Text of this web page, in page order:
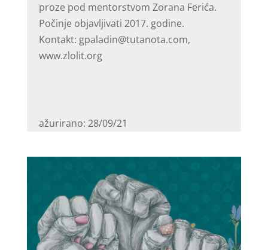
proze pod mentorstvom Zorana Ferića.
Počinje objavljivati 2017. godine.
Kontakt: gpaladin@tutanota.com,
www.zlolit.org
ažurirano: 28/09/21